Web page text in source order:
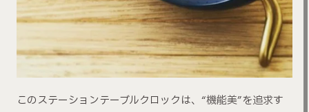
このステーションテーブルクロックは、“機能美”を追求す